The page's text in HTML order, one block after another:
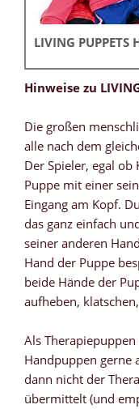
LIVING PUPPETS
Hinweise zu LIVING
Die großen
alle nach dem
Der Spieler, egal
Puppe mit einer
Eingang am Kopf.
das ganz einfach
seiner anderen
Hand der Puppe
beide Hände der
aufheben,
Als Therapiepuppen
Handpuppen gerne
dann nicht der
übermittelt (und